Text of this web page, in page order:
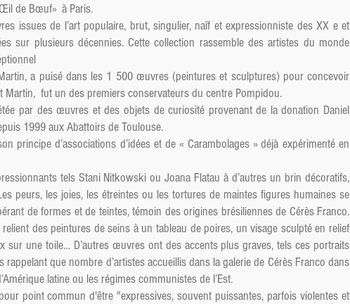
de Bœuf» à Paris.
issues de l’art populaire, brut, singulier, naïf et expressionniste des XX e et
sur plusieurs décennies. Cette collection rassemble des artistes du monde
a puisé dans les 1 500 œuvres (peintures et sculptures) pour concevoir
Martin, fut un des premiers conservateurs du centre Pompidou.
par des œuvres et des objets de curiosité provenant de la donation Daniel
1999 aux Abattoirs de Toulouse.
principe d’associations d’idées et de « Carambolages » déjà expérimenté en
tels Stani Nitkowski ou Joana Flatau à d’autres un brin décoratifs,
peurs, les joies, les étreintes ou les tortures de maintes figures humaines se
de formes et de teintes, témoin des origines brésiliennes de Cérès Franco.
relient des peintures de seins à un tableau de poires, un visage sculpté en relief
sur une toile… D’autres œuvres ont des accents plus graves, tels ces portraits
que nombre d’artistes accueillis dans la galerie de Cérès Franco dans
latine ou les régimes communistes de l’Est.
point commun d'être "expressives, souvent puissantes, parfois violentes et